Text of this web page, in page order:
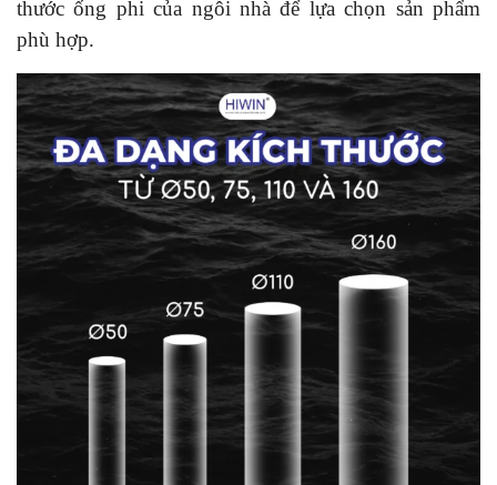
thước ống phi của ngôi nhà để lựa chọn sản phẩm
phù hợp.